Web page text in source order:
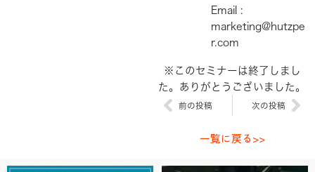
Email :
marketing@hutzpe
r.com
※このセミナーは終了しまし
た。ありがとうございました。
Prev
前の投稿 次の投稿
一覧に戻る>>